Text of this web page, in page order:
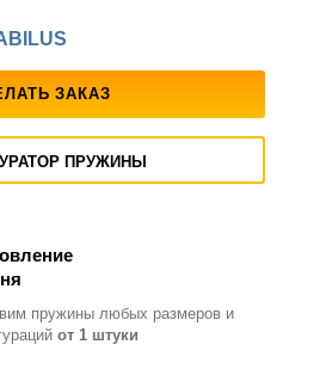
ЗАКАЗ
ПРУЖИНЫ
пружины любых размеров и
от 1 штуки